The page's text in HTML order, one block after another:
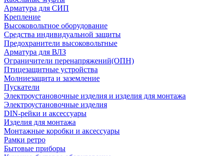
Арматура для СИП
Крепление
Высоковольтное оборудование
Средства индивидуальной защиты
Предохранители высоковольтные
Арматура для ВЛЗ
Ограничители перенапряжений(ОПН)
Птицезащитные устройства
Молниезащита и заземление
Пускатели
Электроустановочные изделия и изделия для монтажа
Электроустановочные изделия
DIN-рейки и аксессуары
Изделия для монтажа
Монтажные коробки и аксессуары
Рамки ретро
Бытовые приборы